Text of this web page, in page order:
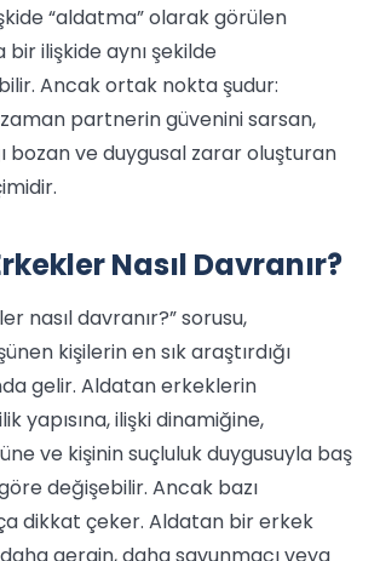
“aldatma” olarak görülen
bir ilişkide aynı şekilde
Ancak ortak nokta şudur:
partnerin güvenini sarsan,
bozan ve duygusal zarar oluşturan
Nasıl Davranır?
nasıl davranır?” sorusu,
kişilerin en sık araştırdığı
gelir. Aldatan erkeklerin
yapısına, ilişki dinamiğine,
ve kişinin suçluluk duygusuyla baş
değişebilir. Ancak bazı
dikkat çeker. Aldatan bir erkek